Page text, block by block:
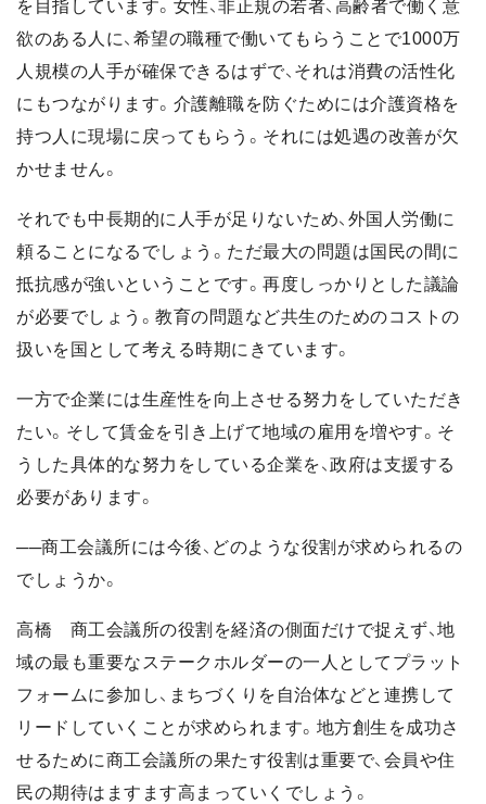
を目指しています。女性、非正規の若者、高齢者で働く意
欲のある人に、希望の職種で働いてもらうことで1000万
人規模の人手が確保できるはずで、それは消費の活性化
にもつながります。介護離職を防ぐためには介護資格を
持つ人に現場に戻ってもらう。それには処遇の改善が欠
かせません。
それでも中長期的に人手が足りないため、外国人労働に
頼ることになるでしょう。ただ最大の問題は国民の間に
抵抗感が強いということです。再度しっかりとした議論
が必要でしょう。教育の問題など共生のためのコストの
扱いを国として考える時期にきています。
一方で企業には生産性を向上させる努力をしていただき
たい。そして賃金を引き上げて地域の雇用を増やす。そ
うした具体的な努力をしている企業を、政府は支援する
必要があります。
──商工会議所には今後、どのような役割が求められるの
でしょうか。
高橋 商工会議所の役割を経済の側面だけで捉えず、地
域の最も重要なステークホルダーの一人としてプラット
フォームに参加し、まちづくりを自治体などと連携して
リードしていくことが求められます。地方創生を成功さ
せるために商工会議所の果たす役割は重要で、会員や住
民の期待はますます高まっていくでしょう。